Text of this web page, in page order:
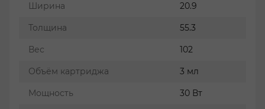
Ширина 20.9
Толщина 55.3
Вес 102
Объём картриджа 3 мл
Мощность 30 Вт